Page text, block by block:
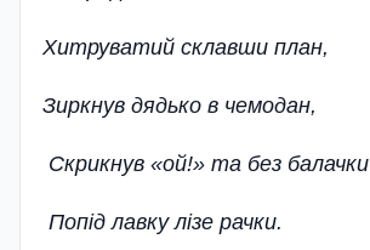
Хитруватий склавши план,
Зиркнув дядько в чемодан,
Скрикнув «ой!» та без балачки
Попід лавку лізе рачки.